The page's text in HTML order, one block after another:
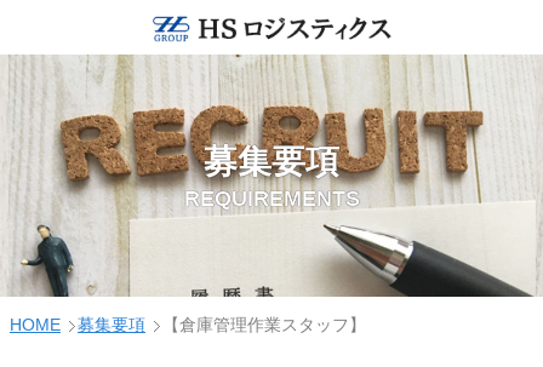
募集要項
REQUIREMENTS
HOME 募集要項 【倉庫管理作業スタッフ】